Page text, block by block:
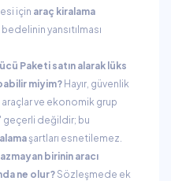
için araç kiralama
yansıtılması
Paketi satın alarak lüks
miyim? Hayır, güvenlik
ve ekonomik grup
geçerli değildir; bu
şartları esnetilemez.
birinin aracı
ne olur? Sözleşmede ek